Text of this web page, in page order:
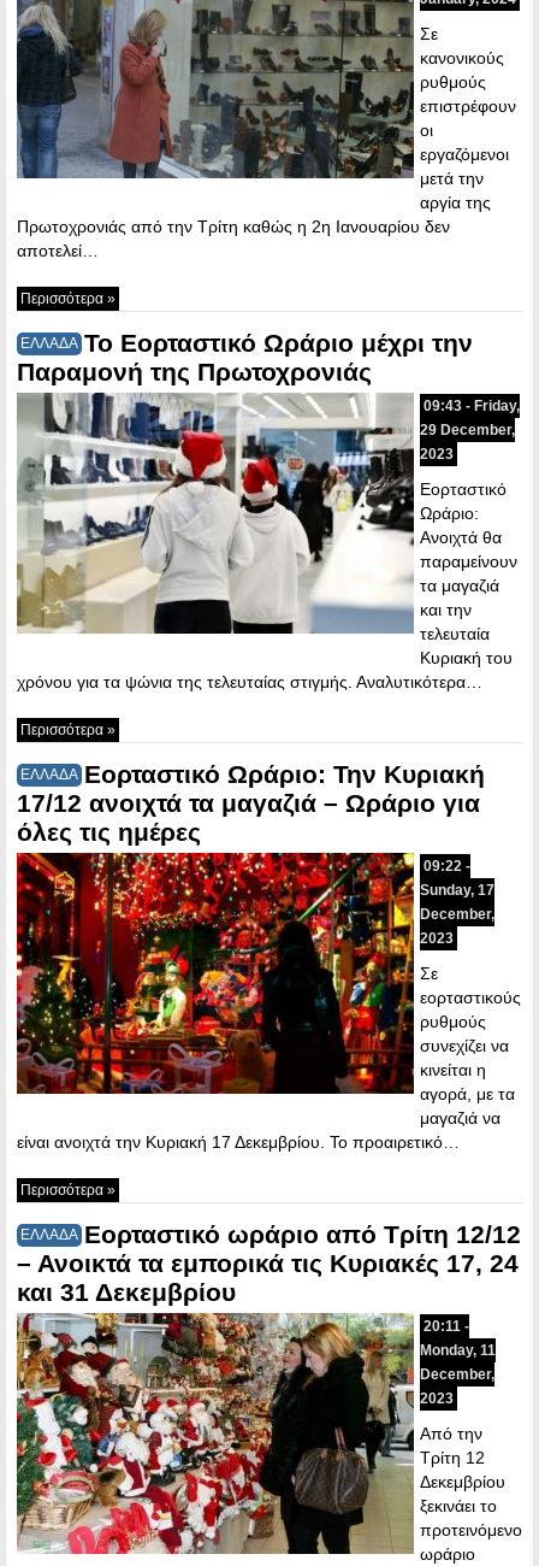
Σε
κανονικούς
ρυθμούς
επιστρέφουν
οι
εργαζόμενοι
μετά την
αργία της
Πρωτοχρονιάς από την Τρίτη καθώς η 2η Ιανουαρίου δεν
αποτελεί…
Περισσότερα »
ΕΛΛΑΔΑ Το Εορταστικό Ωράριο μέχρι την
Παραμονή της Πρωτοχρονιάς
09:43 - Friday,
29 December,
2023
Εορταστικό
Ωράριο:
Ανοιχτά θα
παραμείνουν
τα μαγαζιά
και την
τελευταία
Κυριακή του
χρόνου για τα ψώνια της τελευταίας στιγμής. Αναλυτικότερα…
Περισσότερα »
ΕΛΛΑΔΑ Εορταστικό Ωράριο: Την Κυριακή
17/12 ανοιχτά τα μαγαζιά – Ωράριο για
όλες τις ημέρες
09:22 -
Sunday, 17
December,
2023
Σε
εορταστικούς
ρυθμούς
συνεχίζει να
κινείται η
αγορά, με τα
μαγαζιά να
είναι ανοιχτά την Κυριακή 17 Δεκεμβρίου. Το προαιρετικό…
Περισσότερα »
ΕΛΛΑΔΑ Εορταστικό ωράριο από Τρίτη 12/12
– Ανοικτά τα εμπορικά τις Κυριακές 17, 24
και 31 Δεκεμβρίου
20:11 -
Monday, 11
December,
2023
Από την
Τρίτη 12
Δεκεμβρίου
ξεκινάει το
προτεινόμενο
ωράριο